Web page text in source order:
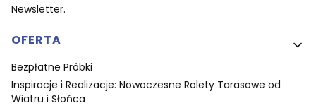
Newsletter.
OFERTA
Bezpłatne Próbki
Inspiracje i Realizacje: Nowoczesne Rolety Tarasowe od
Wiatru i Słońca